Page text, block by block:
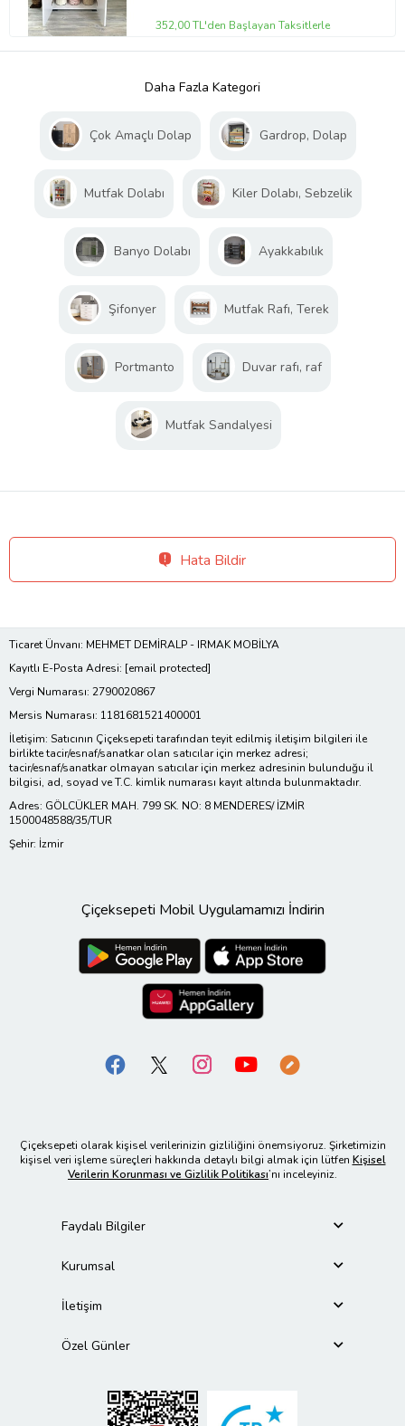
352,00 TL'den Başlayan Taksitlerle
Daha Fazla Kategori
Çok Amaçlı Dolap Gardrop, Dolap
Mutfak Dolabı Kiler Dolabı, Sebzelik
Banyo Dolabı Ayakkabılık
Şifonyer Mutfak Rafı, Terek
Portmanto Duvar rafı, raf
Mutfak Sandalyesi
Hata Bildir
Ticaret Ünvanı: MEHMET DEMİRALP - IRMAK MOBİLYA
Kayıtlı E-Posta Adresi: [email protected]
Vergi Numarası: 2790020867
Mersis Numarası: 1181681521400001
İletişim: Satıcının Çiçeksepeti tarafından teyit edilmiş iletişim bilgileri ile
birlikte tacir/esnaf/sanatkar olan satıcılar için merkez adresi;
tacir/esnaf/sanatkar olmayan satıcılar için merkez adresinin bulunduğu il
bilgisi, ad, soyad ve T.C. kimlik numarası kayıt altında bulunmaktadır.
Adres: GÖLCÜKLER MAH. 799 SK. NO: 8 MENDERES/ İZMİR
1500048588/35/TUR
Şehir: İzmir
Çiçeksepeti Mobil Uygulamamızı İndirin
Çiçeksepeti olarak kişisel verilerinizin gizliliğini önemsiyoruz. Şirketimizin
kişisel veri işleme süreçleri hakkında detaylı bilgi almak için lütfen Kişisel
Verilerin Korunması ve Gizlilik Politikası’nı inceleyiniz.
Faydalı Bilgiler
Kurumsal
İletişim
Özel Günler